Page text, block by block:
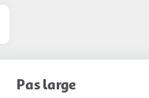
Pas large